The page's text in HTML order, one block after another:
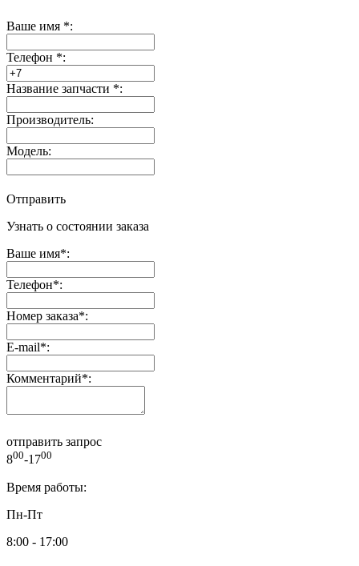
Ваше имя *:
Телефон *:
Название запчасти *:
Производитель:
Модель:
Отправить
Узнать о состоянии заказа
Ваше имя*:
Телефон*:
Номер заказа*:
E-mail*:
Комментарий*:
отправить запрос
800-1700
Время работы:
Пн-Пт
8:00 - 17:00